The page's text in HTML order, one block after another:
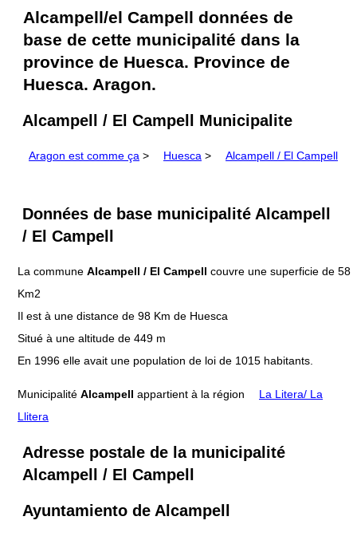
Alcampell/el Campell données de
base de cette municipalité dans la
province de Huesca. Province de
Huesca. Aragon.
Alcampell / El Campell Municipalite
Aragon est comme ça > Huesca > Alcampell / El Campell
Données de base municipalité Alcampell
/ El Campell
La commune Alcampell / El Campell couvre une superficie de 58
Km2
Il est à une distance de 98 Km de Huesca
Situé à une altitude de 449 m
En 1996 elle avait une population de loi de 1015 habitants.
Municipalité Alcampell appartient à la région
La Litera/ La
Llitera
Adresse postale de la municipalité
Alcampell / El Campell
Ayuntamiento de Alcampell